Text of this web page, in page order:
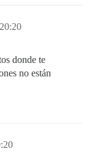
donde te
no están